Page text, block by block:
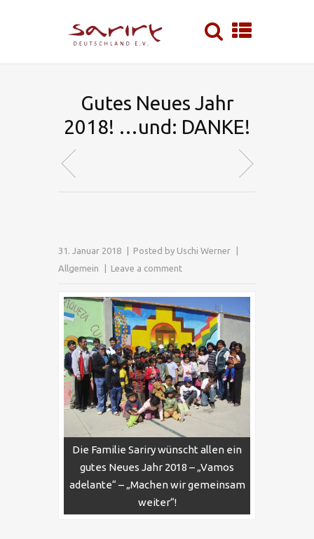
Gutes Neues Jahr
2018! …und: DANKE!
31. Januar 2018 Posted by Uschi Werner
Allgemein
Leave a comment
Die Familie Sariry wünscht allen ein
gutes Neues Jahr 2018 – „Vamos
adelante“ – „Machen wir gemeinsam
weiter“!